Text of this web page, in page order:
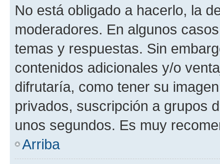
No está obligado a hacerlo, la
moderadores. En algunos
temas y respuestas. Sin
contenidos adicionales y/o
difrutaría, como tener su
privados, suscripción a grupos
unos segundos. Es muy
Arriba